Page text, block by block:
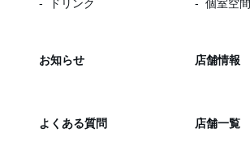
ドリンク 個室空間
お知らせ 店舗情報
よくある質問 店舗一覧